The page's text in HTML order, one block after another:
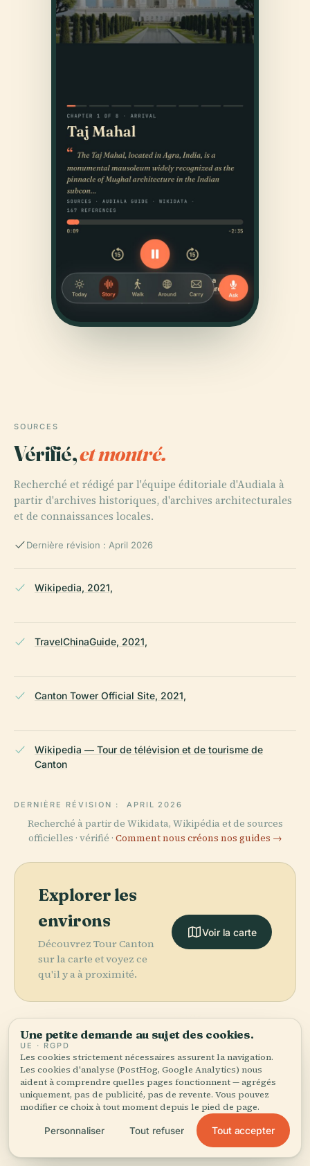
SOURCES
Vérifié,et montré.
Recherché et rédigé par l'équipe éditoriale d'Audiala à
partir d'archives historiques, d'archives architecturales
et de connaissances locales.
Dernière révision : April 2026
Wikipedia, 2021,
TravelChinaGuide, 2021,
Canton Tower Official Site, 2021,
Wikipedia — Tour de télévision et de tourisme de
Canton
DERNIÈRE RÉVISION : APRIL 2026
Recherché à partir de Wikidata, Wikipédia et de sources
officielles · vérifié · Comment nous créons nos guides →
Explorer les
environs
Découvrez Tour Canton
sur la carte et voyez ce
qu'il y a à proximité.
Voir la carte
More inCanton.
176 lieux à découvrir — quelques-uns à associer.
PLACE
PLACE
Jardin
Chine
Méridionale,
Académie
Chinoise des
Sciences
PLACE
Huaisheng
Temple
Guangxiao
(Guangzhou)
Une petite demande au sujet des cookies.
UE · RGPD
Les cookies strictement nécessaires assurent la navigation.
Les cookies d'analyse (PostHog, Google Analytics) nous
aident à comprendre quelles pages fonctionnent — agrégés
uniquement, pas de publicité, pas de revente. Vous pouvez
modifier ce choix à tout moment depuis le pied de page.
Personnaliser Tout refuser Tout accepter